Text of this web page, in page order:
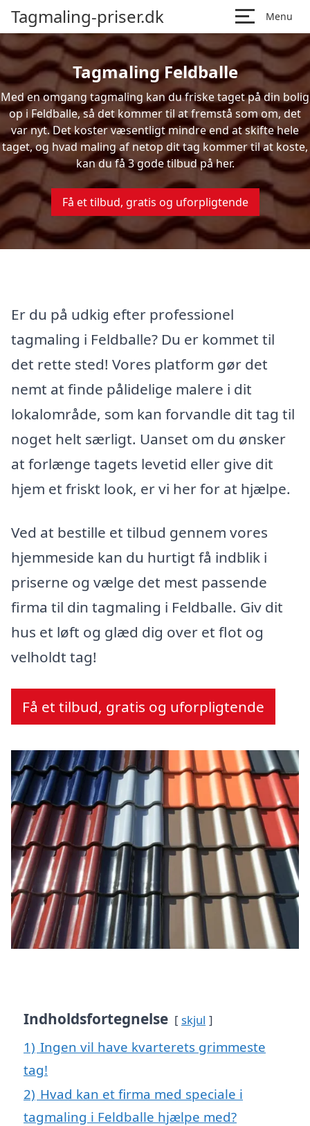
Tagmaling-priser.dk Menu
Tagmaling Feldballe
Med en omgang tagmaling kan du friske taget på din bolig
op i Feldballe, så det kommer til at fremstå som om, det
var nyt. Det koster væsentligt mindre end at skifte hele
taget, og hvad maling af netop dit tag kommer til at koste,
kan du få 3 gode tilbud på her.
Få et tilbud, gratis og uforpligtende
Er du på udkig efter professionel
tagmaling i Feldballe? Du er kommet til
det rette sted! Vores platform gør det
nemt at finde pålidelige malere i dit
lokalområde, som kan forvandle dit tag til
noget helt særligt. Uanset om du ønsker
at forlænge tagets levetid eller give dit
hjem et friskt look, er vi her for at hjælpe.
Ved at bestille et tilbud gennem vores
hjemmeside kan du hurtigt få indblik i
priserne og vælge det mest passende
firma til din tagmaling i Feldballe. Giv dit
hus et løft og glæd dig over et flot og
velholdt tag!
Få et tilbud, gratis og uforpligtende
Indholdsfortegnelse skjul
1) Ingen vil have kvarterets grimmeste
tag!
2) Hvad kan et firma med speciale i
tagmaling i Feldballe hjælpe med?